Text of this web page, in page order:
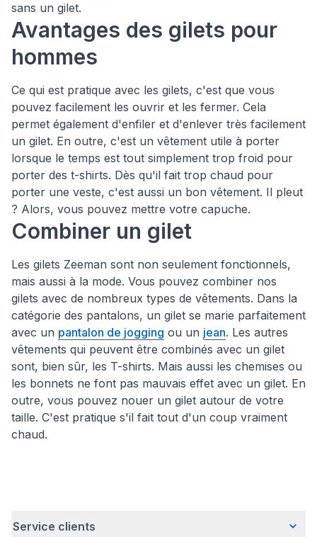
sans un gilet.
Avantages des gilets pour
hommes
Ce qui est pratique avec les gilets, c'est que vous
pouvez facilement les ouvrir et les fermer. Cela
permet également d'enfiler et d'enlever très facilement
un gilet. En outre, c'est un vêtement utile à porter
lorsque le temps est tout simplement trop froid pour
porter des t-shirts. Dès qu'il fait trop chaud pour
porter une veste, c'est aussi un bon vêtement. Il pleut
? Alors, vous pouvez mettre votre capuche.
Combiner un gilet
Les gilets Zeeman sont non seulement fonctionnels,
mais aussi à la mode. Vous pouvez combiner nos
gilets avec de nombreux types de vêtements. Dans la
catégorie des pantalons, un gilet se marie parfaitement
avec un pantalon de jogging ou un jean. Les autres
vêtements qui peuvent être combinés avec un gilet
sont, bien sûr, les T-shirts. Mais aussi les chemises ou
les bonnets ne font pas mauvais effet avec un gilet. En
outre, vous pouvez nouer un gilet autour de votre
taille. C'est pratique s'il fait tout d'un coup vraiment
chaud.
Service clients